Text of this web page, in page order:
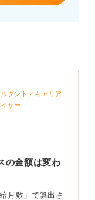
タント／キャリア
ザー
の金額は変わ
月数」で算出さ